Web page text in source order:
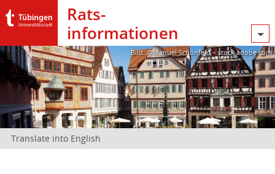
Rats­
informationen
Bild: @Manuel Schönfeld – stock.adobe.com
Translate into English